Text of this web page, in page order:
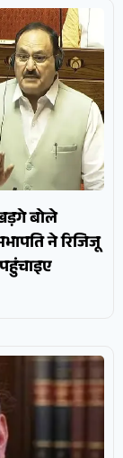
बोले
ने रिजिजू